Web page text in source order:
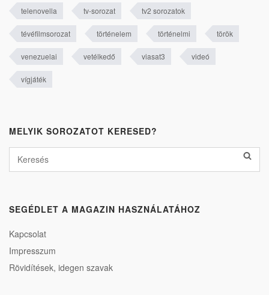
telenovella tv-sorozat tv2 sorozatok
tévéfilmsorozat történelem történelmi török
venezuelai vetélkedő viasat3 videó
vígjáték
MELYIK SOROZATOT KERESED?
SEGÉDLET A MAGAZIN HASZNÁLATÁHOZ
Kapcsolat
Impresszum
Rövidítések, idegen szavak